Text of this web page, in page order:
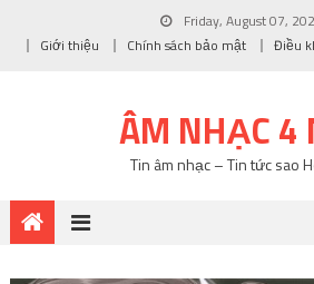
Friday, August 07,
Giới thiệu
Chính sách bảo mật Điều
ÂM NHẠC 4
Tin âm nhạc – Tin tức sao